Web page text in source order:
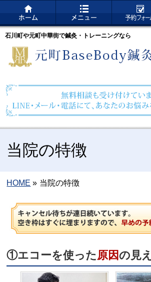
石川町や元町中華街で鍼灸・トレーニングなら
当院の特徴
HOME » 当院の特徴
①エコーを使った原因 の見